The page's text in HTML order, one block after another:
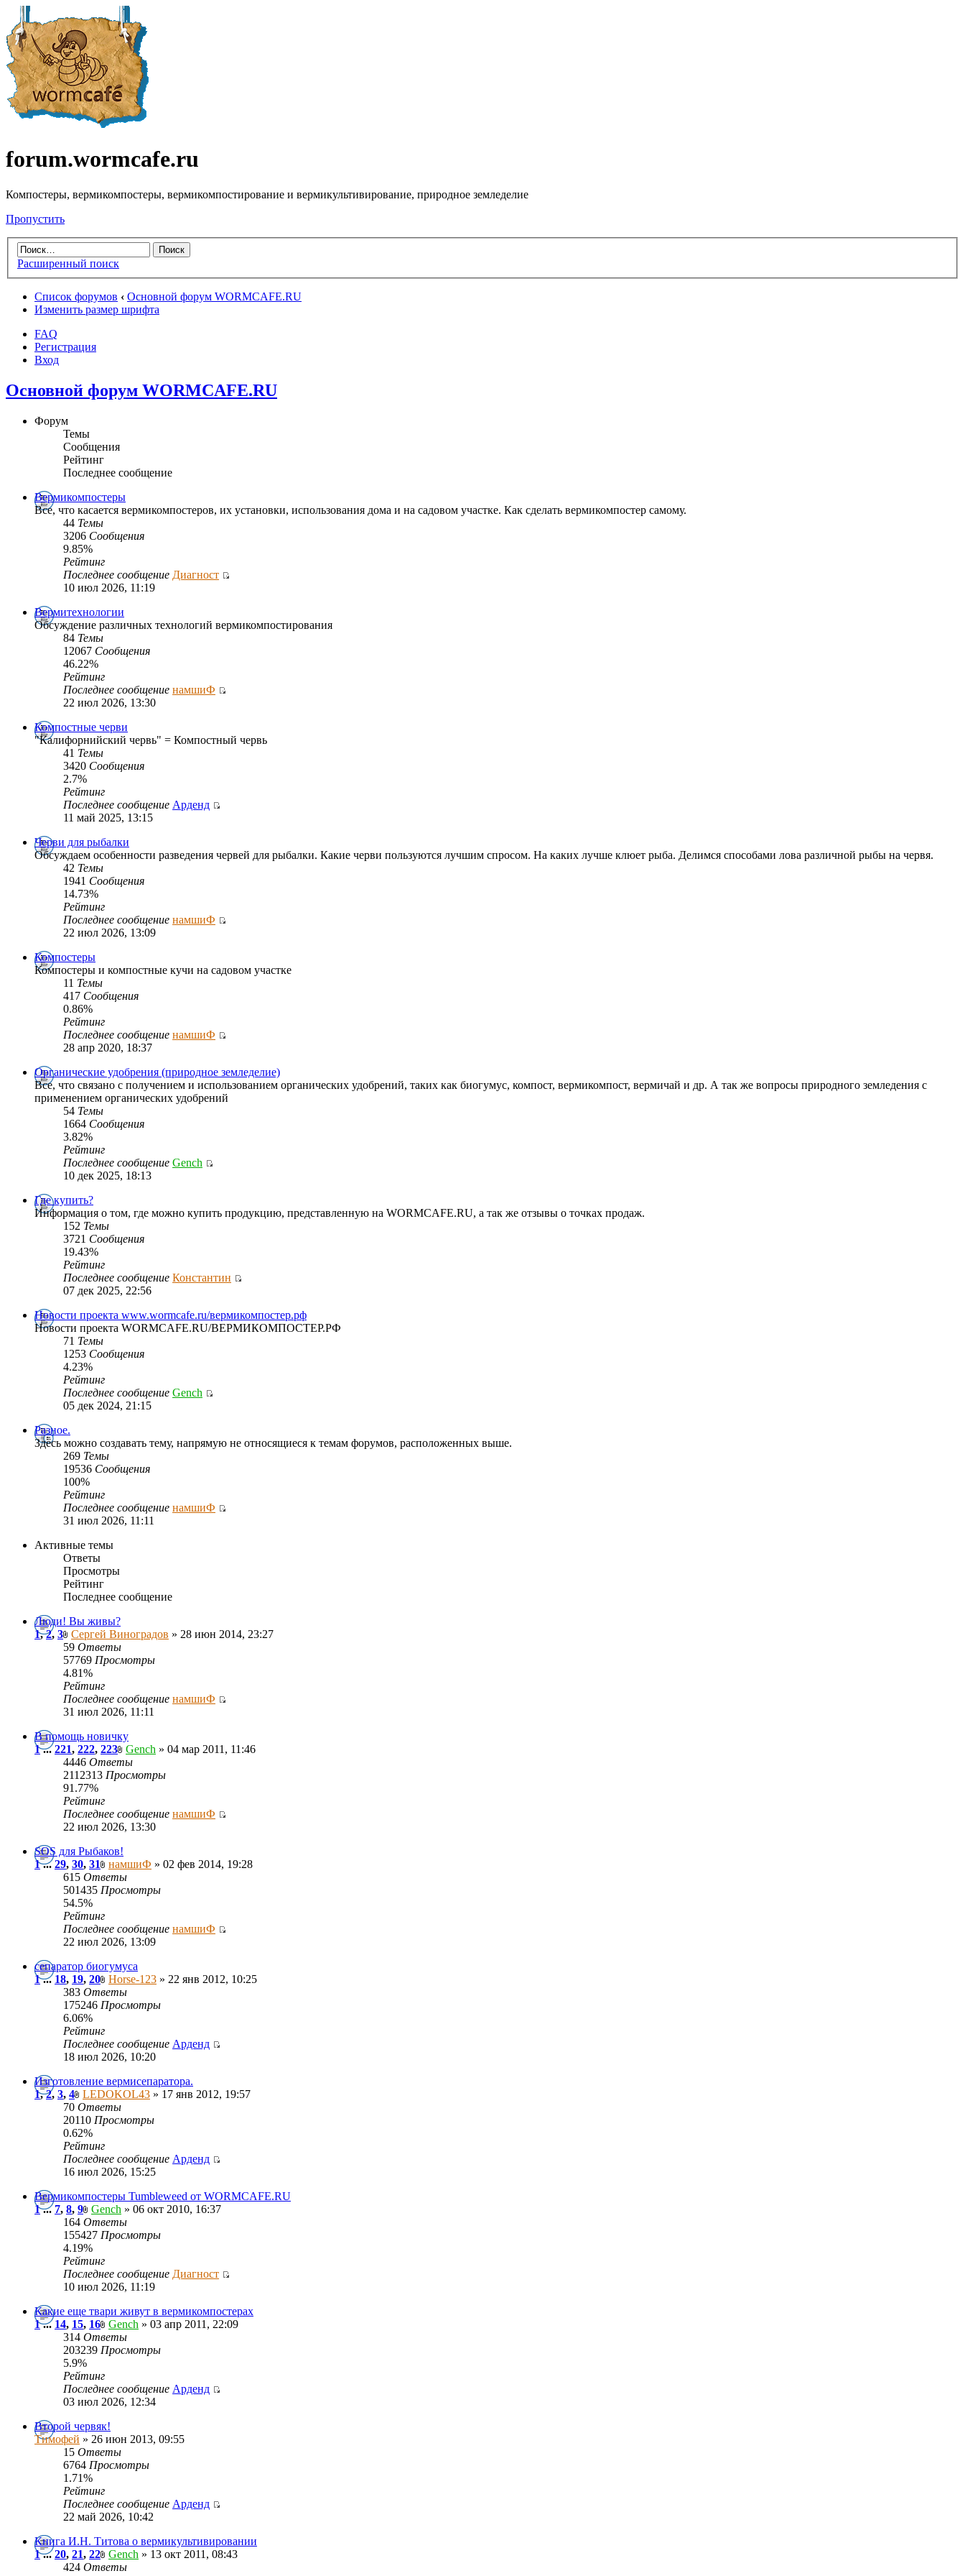
forum.wormcafe.ru
Компостеры, вермикомпостеры, вермикомпостирование и вермикультивирование, природное земледелие
Пропустить
Расширенный поиск
Список форумов ‹ Основной форум WORMCAFE.RU
Изменить размер шрифта
FAQ
Регистрация
Вход
Основной форум WORMCAFE.RU
Форум
Темы
Сообщения
Рейтинг
Последнее сообщение
Вермикомпостеры
Все, что касается вермикомпостеров, их установки, использования дома и на садовом участке. Как сделать вермикомпостер самому.
44 Темы
3206 Сообщения
9.85%
Рейтинг
Последнее сообщение Диагност
10 июл 2026, 11:19
Вермитехнологии
Обсуждение различных технологий вермикомпостирования
84 Темы
12067 Сообщения
46.22%
Рейтинг
Последнее сообщение намшиФ
22 июл 2026, 13:30
Компостные черви
"Калифорнийский червь" = Компостный червь
41 Темы
3420 Сообщения
2.7%
Рейтинг
Последнее сообщение Арденд
11 май 2025, 13:15
Черви для рыбалки
Обсуждаем особенности разведения червей для рыбалки. Какие черви пользуются лучшим спросом. На каких лучше клюет рыба. Делимся способами лова различной рыбы на червя.
42 Темы
1941 Сообщения
14.73%
Рейтинг
Последнее сообщение намшиФ
22 июл 2026, 13:09
Компостеры
Компостеры и компостные кучи на садовом участке
11 Темы
417 Сообщения
0.86%
Рейтинг
Последнее сообщение намшиФ
28 апр 2020, 18:37
Органические удобрения (природное земледелие)
Все, что связано с получением и использованием органических удобрений, таких как биогумус, компост, вермикомпост, вермичай и др. А так же вопросы природного земледения с
применением органических удобрений
54 Темы
1664 Сообщения
3.82%
Рейтинг
Последнее сообщение Gench
10 дек 2025, 18:13
Где купить?
Информация о том, где можно купить продукцию, представленную на WORMCAFE.RU, а так же отзывы о точках продаж.
152 Темы
3721 Сообщения
19.43%
Рейтинг
Последнее сообщение Константин
07 дек 2025, 22:56
Новости проекта www.wormcafe.ru/вермикомпостер.рф
Новости проекта WORMCAFE.RU/ВЕРМИКОМПОСТЕР.РФ
71 Темы
1253 Сообщения
4.23%
Рейтинг
Последнее сообщение Gench
05 дек 2024, 21:15
Разное.
Здесь можно создавать тему, напрямую не относящиеся к темам форумов, расположенных выше.
269 Темы
19536 Сообщения
100%
Рейтинг
Последнее сообщение намшиФ
31 июл 2026, 11:11
Активные темы
Ответы
Просмотры
Рейтинг
Последнее сообщение
Люди! Вы живы?
1,2, 3 Сергей Виноградов » 28 июн 2014, 23:27
59 Ответы
57769 Просмотры
4.81%
Рейтинг
Последнее сообщение намшиФ
31 июл 2026, 11:11
В помощь новичку
1...221, 222, 223 Gench » 04 мар 2011, 11:46
4446 Ответы
2112313 Просмотры
91.77%
Рейтинг
Последнее сообщение намшиФ
22 июл 2026, 13:30
SOS для Рыбаков!
1...29, 30, 31 намшиФ » 02 фев 2014, 19:28
615 Ответы
501435 Просмотры
54.5%
Рейтинг
Последнее сообщение намшиФ
22 июл 2026, 13:09
сепаратор биогумуса
1...18, 19, 20 Horse-123 » 22 янв 2012, 10:25
383 Ответы
175246 Просмотры
6.06%
Рейтинг
Последнее сообщение Арденд
18 июл 2026, 10:20
Изготовление вермисепаратора.
1,2, 3, 4 LEDOKOL43 » 17 янв 2012, 19:57
70 Ответы
20110 Просмотры
0.62%
Рейтинг
Последнее сообщение Арденд
16 июл 2026, 15:25
Вермикомпостеры Tumbleweed от WORMCAFE.RU
1...7, 8, 9 Gench » 06 окт 2010, 16:37
164 Ответы
155427 Просмотры
4.19%
Рейтинг
Последнее сообщение Диагност
10 июл 2026, 11:19
Какие еще твари живут в вермикомпостерах
1...14, 15, 16 Gench » 03 апр 2011, 22:09
314 Ответы
203239 Просмотры
5.9%
Рейтинг
Последнее сообщение Арденд
03 июл 2026, 12:34
Второй червяк!
Тимофей » 26 июн 2013, 09:55
15 Ответы
6764 Просмотры
1.71%
Рейтинг
Последнее сообщение Арденд
22 май 2026, 10:42
Книга И.Н. Титова о вермикультивировании
1...20, 21, 22 Gench » 13 окт 2011, 08:43
424 Ответы